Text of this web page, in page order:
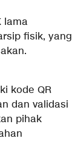
lama
fisik, yang
kode QR
dan validasi
pihak